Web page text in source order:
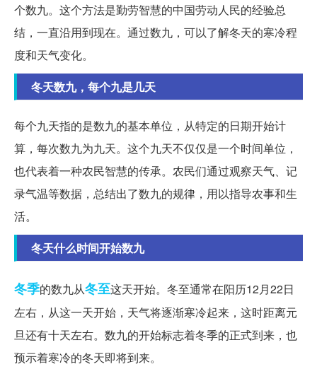
个数九。这个方法是勤劳智慧的中国劳动人民的经验总
结，一直沿用到现在。通过数九，可以了解冬天的寒冷程
度和天气变化。
冬天数九，每个九是几天
每个九天指的是数九的基本单位，从特定的日期开始计
算，每次数九为九天。这个九天不仅仅是一个时间单位，
也代表着一种农民智慧的传承。农民们通过观察天气、记
录气温等数据，总结出了数九的规律，用以指导农事和生
活。
冬天什么时间开始数九
冬季的数九从冬至这天开始。冬至通常在阳历12月22日
左右，从这一天开始，天气将逐渐寒冷起来，这时距离元
旦还有十天左右。数九的开始标志着冬季的正式到来，也
预示着寒冷的冬天即将到来。